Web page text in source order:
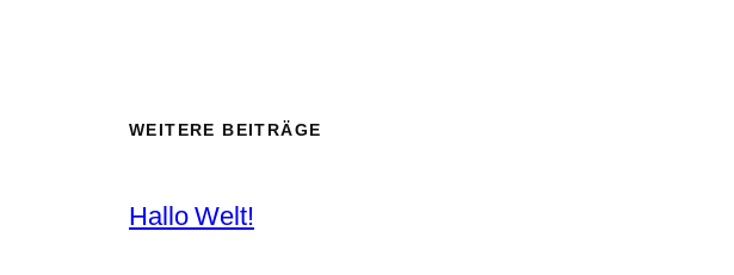
WEITERE BEITRÄGE
Hallo Welt!